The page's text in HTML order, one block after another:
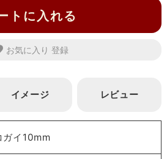
トに入れる
お気に入り
イメージ レビュー
ガイ10mm